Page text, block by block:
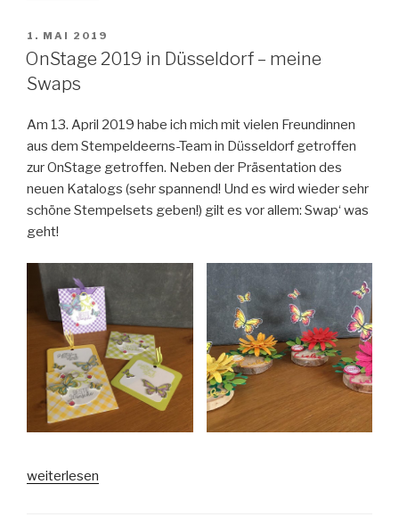
man
sich
nicht
treffen
kann
swappen
immer!“
VERÖFFENTLICHT
AM
1. MAI 2019
OnStage 2019 in Düsseldorf – meine
Swaps
Am 13. April 2019 habe ich mich mit vielen Freundinnen
aus dem Stempeldeerns-Team in Düsseldorf getroffen
zur OnStage getroffen. Neben der Präsentation des
neuen Katalogs (sehr spannend! Und es wird wieder sehr
schöne Stempelsets geben!) gilt es vor allem: Swap‘ was
geht!
„OnStage
weiterlesen